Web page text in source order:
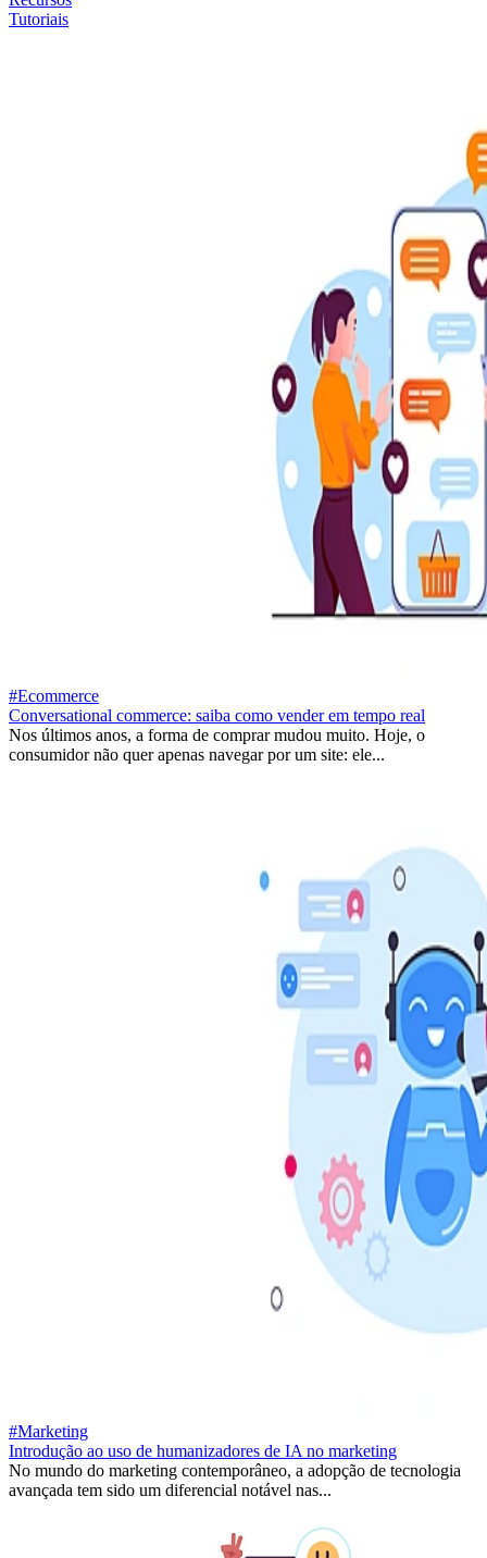
Tutoriais
#Ecommerce
Conversational commerce: saiba como vender em tempo real
Nos últimos anos, a forma de comprar mudou muito. Hoje, o
consumidor não quer apenas navegar por um site: ele...
#Marketing
Introdução ao uso de humanizadores de IA no marketing
No mundo do marketing contemporâneo, a adopção de tecnologia
avançada tem sido um diferencial notável nas...